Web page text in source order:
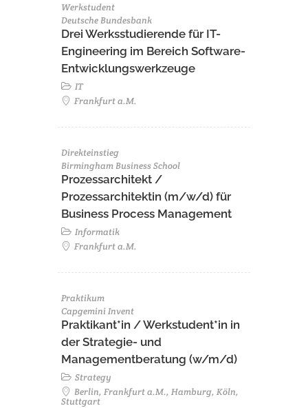
Werkstudent
Deutsche Bundesbank
Drei Werksstudierende für IT-
Engineering im Bereich Software-
Entwicklungswerkzeuge
IT
Frankfurt a.M.
Direkteinstieg
Birmingham Business School
Prozessarchitekt /
Prozessarchitektin (m/w/d) für
Business Process Management
Informatik
Frankfurt a.M.
Praktikum
Capgemini Invent
Praktikant*in / Werkstudent*in in
der Strategie- und
Managementberatung (w/m/d)
Strategy
Berlin, Frankfurt a.M., Hamburg, Köln,
Stuttgart